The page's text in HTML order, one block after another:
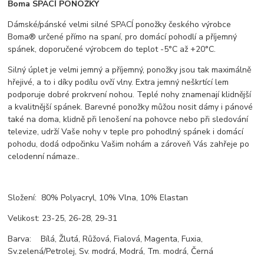
Boma SPACÍ PONOŽKY
Dámské/pánské velmi silné SPACÍ ponožky českého výrobce
Boma® určené přímo na spaní, pro domácí pohodlí a příjemný
spánek, doporučené výrobcem do teplot -5°C až +20°C.
Silný úplet je velmi jemný a příjemný, ponožky jsou tak maximálně
hřejivé, a to i díky podílu ovčí vlny. Extra jemný neškrtící lem
podporuje dobré prokrvení nohou. Teplé nohy znamenají klidnější
a kvalitnější spánek. Barevné ponožky můžou nosit dámy i pánové
také na doma, klidně při lenošení na pohovce nebo při sledování
televize, udrží Vaše nohy v teple pro pohodlný spánek i domácí
pohodu, dodá odpočinku Vašim nohám a zároveň Vás zahřeje po
celodenní námaze..
Složení: 80% Polyacryl, 10% Vlna, 10% Elastan
Velikost: 23-25, 26-28, 29-31
Barva: Bílá, Žlutá, Růžová, Fialová, Magenta, Fuxia,
Sv.zelená/Petrolej, Sv. modrá, Modrá, Tm. modrá, Černá